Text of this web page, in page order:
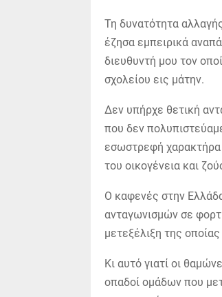
Τη δυνατότητα
έζησα εμπειρικά
διευθυντή μου τον
σχολείου εις μάτην.
Δεν υπήρχε θετική
που δεν
εσωστρεφή χαρακτήρα
του οικογένεια και
Ο καφενές στην
ανταγωνισμών σε
μετεξέλιξη της
Κι αυτό γιατί οι
οπαδοί ομάδων που